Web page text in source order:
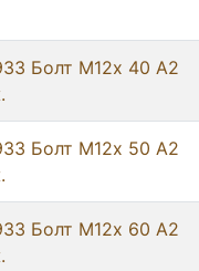
Болт М12х 40 А2
Болт М12х 50 А2
Болт М12х 60 А2